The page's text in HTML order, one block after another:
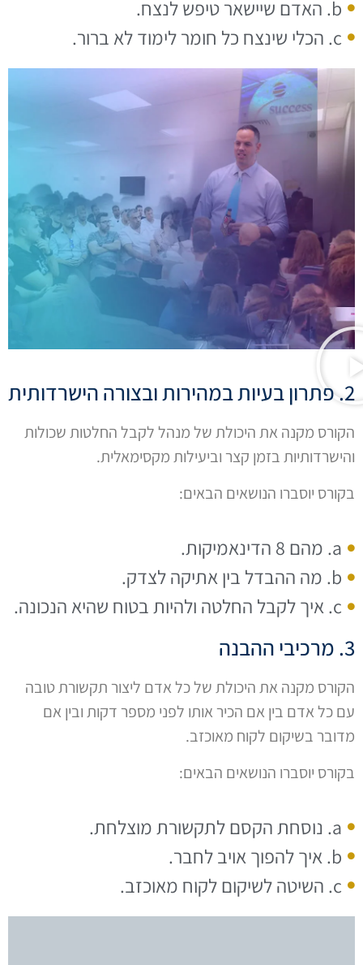
b. האדם שיישאר טיפש לנצח.
c. הכלי שינצח כל חומר לימוד לא ברור.
2. פתרון בעיות במהירות ובצורה הישרדותית
הקורס מקנה את היכולת של מנהל לקבל החלטות שכולות
והישרדותיות בזמן קצר וביעילות מקסימאלית.
בקורס יוסברו הנושאים הבאים:
a. מהם 8 הדינאמיקות.
b. מה ההבדל בין אתיקה לצדק.
c. איך לקבל החלטה ולהיות בטוח שהיא הנכונה.
3. מרכיבי ההבנה
הקורס מקנה את היכולת של כל אדם ליצור תקשורת טובה
עם כל אדם בין אם הכיר אותו לפני מספר דקות ובין אם
מדובר בשיקום לקוח מאוכזב.
בקורס יוסברו הנושאים הבאים:
a. נוסחת הקסם לתקשורת מוצלחת.
b. איך להפוך אויב לחבר.
c. השיטה לשיקום לקוח מאוכזב.